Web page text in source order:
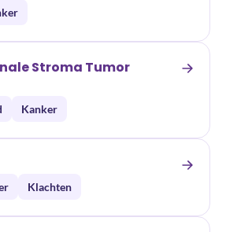
Stroma Tumor
Kanker
Klachten